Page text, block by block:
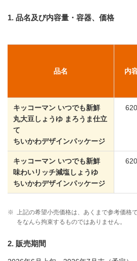
1. 品名及び内容量・容器、価格
品名 内
キッコーマン いつでも新鮮
丸大豆しょうゆ まろうま仕立
て
ちいかわデザインパッケージ
キッコーマン いつでも新鮮
味わいリッチ減塩しょうゆ
ちいかわデザインパッケージ
※
上記の希望小売価格は、あくまで参考価格
をなんら拘束するものではありません。
2. 販売期間